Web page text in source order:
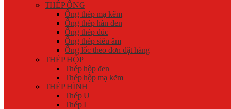
THÉP ỐNG
Ống thép mạ kẽm
Ống thép hàn đen
Ống thép đúc
Ống thép siêu âm
Ống lốc theo đơn đặt hàng
THÉP HỘP
Thép hộp đen
Thép hộp mạ kẽm
THÉP HÌNH
Thép U
Thép I